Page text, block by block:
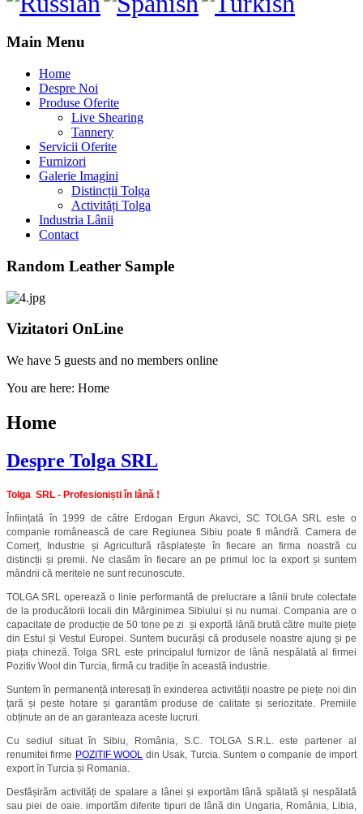
Main Menu
Home
Despre Noi
Produse Oferite
Live Shearing
Tannery
Servicii Oferite
Furnizori
Galerie Imagini
Distincții Tolga
Activități Tolga
Industria Lânii
Contact
Random Leather Sample
Vizitatori OnLine
We have 5 guests and no members online
You are here: Home
Home
Despre Tolga SRL
Tolga SRL - Profesioniști în lână !
Înființată în 1999 de către Erdogan Ergun Akavci, SC TOLGA SRL este o
companie românească de care Regiunea Sibiu poate fi mândră. Camera de
Comerț, Industrie și Agricultură răsplatește în fiecare an firma noastră cu
distincții și premii. Ne clasăm în fiecare an pe primul loc la export și suntem
mândrii că meritele ne sunt recunoscute.
TOLGA SRL operează o linie performantă de prelucrare a lânii brute colectate
de la producătorii locali din Mărginimea Sibiului și nu numai. Compania are o
capacitate de producție de 50 tone pe zi și exportă lână brută către multe piețe
din Estul și Vestul Europei. Suntem bucurăși că produsele noastre ajung și pe
piața chineză. Tolga SRL este principalul furnizor de lână nespălată al firmei
Pozitiv Wool din Turcia, firmă cu tradiție în această industrie.
Suntem în permanență interesați în exinderea activității noastre pe piețe noi din
țară și peste hotare și garantăm produse de calitate și seriozitate. Premiile
obținute an de an garanteaza aceste lucruri.
Cu sediul situat în Sibiu, România, S.C. TOLGA S.R.L. este partener al
renumitei firme POZITIF WOOL din Usak, Turcia. Suntem o companie de import
export în Turcia și Romania.
Desfășirăm activități de spalare a lânei și exportăm lână spălată și nespălată
sau piei de oaie. importăm diferite tipuri de lână din Ungaria, România, Libia,